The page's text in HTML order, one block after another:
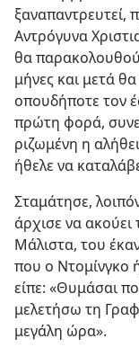
ξαναπαντρευτεί,
Αντρόγυνα
θα
μήνες και μετά
οπουδήποτε τον
πρώτη φορά,
ριζωμένη η
ήθελε να
Σταμάτησε,
άρχισε να ακούει
Μάλιστα, του
που ο Ντομίνγκο
είπε: «Θυμάσαι
μελετήσω τη
μεγάλη ώρα».